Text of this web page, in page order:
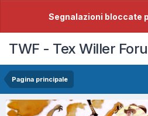
Segnalazioni bloccate
TWF - Tex Willer
Pagina principale